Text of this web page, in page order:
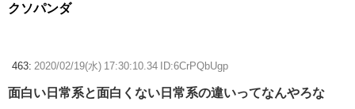
クソパンダ
463: 2020/02/19(水) 17:30:10.34 ID:6CrPQbUgp
面白い日常系と面白くない日常系の違いってなんやろな